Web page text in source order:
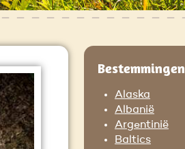
Bestemmingen
Alaska
Albanië
Argentinië
Baltics